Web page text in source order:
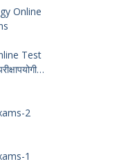
Online
Test
2
1